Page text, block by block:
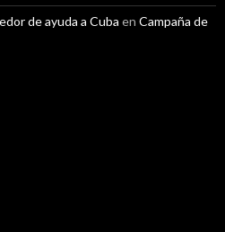
de ayuda a Cuba en Campaña de